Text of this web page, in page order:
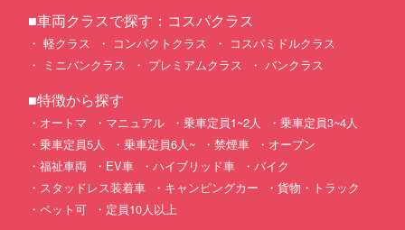
■車両クラスで探す：コスパクラス
軽クラス コンパクトクラス
コスパミドルクラス
ミニバンクラス
プレミアムクラス バンクラス
■特徴から探す
オートマ マニュアル 乗車定員1~2人
乗車定員3~4人
乗車定員5人
乗車定員6人~ 禁煙車
オープン
福祉車両
EV車 ハイブリッド車
バイク
スタッドレス装着車
キャンピングカー
貨物・トラック
ペット可
定員10人以上